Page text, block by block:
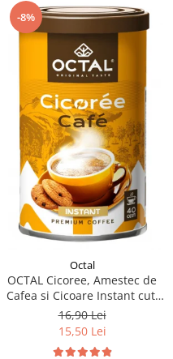
-8%
Octal
OCTAL Cicoree, Amestec de
Cafea si Cicoare Instant cut.
100g
16,90 Lei
15,50 Lei